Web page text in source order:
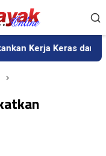
dan Kolaborasi